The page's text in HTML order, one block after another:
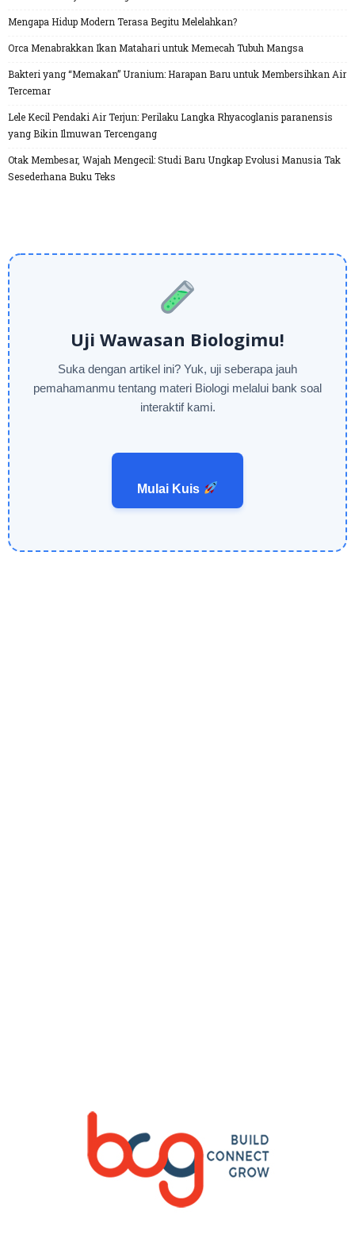
Mengapa Hidup Modern Terasa Begitu Melelahkan?
Orca Menabrakkan Ikan Matahari untuk Memecah Tubuh Mangsa
Bakteri yang “Memakan” Uranium: Harapan Baru untuk Membersihkan Air
Tercemar
Lele Kecil Pendaki Air Terjun: Perilaku Langka Rhyacoglanis paranensis
yang Bikin Ilmuwan Tercengang
Otak Membesar, Wajah Mengecil: Studi Baru Ungkap Evolusi Manusia Tak
Sesederhana Buku Teks
Uji Wawasan Biologimu!
Suka dengan artikel ini? Yuk, uji seberapa jauh
pemahamanmu tentang materi Biologi melalui bank soal
interaktif kami.
Mulai Kuis